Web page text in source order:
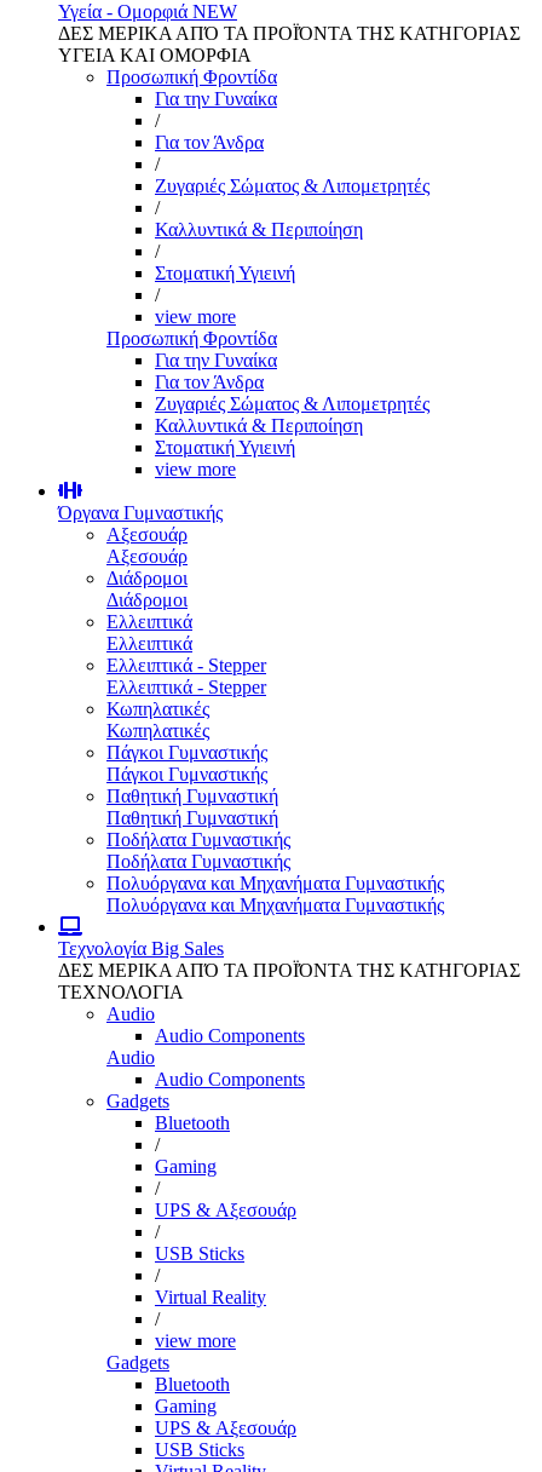
Υγεία - Ομορφιά NEW
ΔΕΣ ΜΕΡΙΚΑ ΑΠΌ ΤΑ ΠΡΟΪΌΝΤΑ ΤΗΣ ΚΑΤΗΓΟΡΙΑΣ
ΥΓΕΙΑ ΚΑΙ ΟΜΟΡΦΙΑ
Προσωπική Φροντίδα
Για την Γυναίκα
/
Για τον Άνδρα
/
Ζυγαριές Σώματος & Λιπομετρητές
/
Καλλυντικά & Περιποίηση
/
Στοματική Υγιεινή
/
view more
Προσωπική Φροντίδα
Για την Γυναίκα
Για τον Άνδρα
Ζυγαριές Σώματος & Λιπομετρητές
Καλλυντικά & Περιποίηση
Στοματική Υγιεινή
view more
Όργανα Γυμναστικής
Αξεσουάρ
Αξεσουάρ
Διάδρομοι
Διάδρομοι
Ελλειπτικά
Ελλειπτικά
Ελλειπτικά - Stepper
Ελλειπτικά - Stepper
Κωπηλατικές
Κωπηλατικές
Πάγκοι Γυμναστικής
Πάγκοι Γυμναστικής
Παθητική Γυμναστική
Παθητική Γυμναστική
Ποδήλατα Γυμναστικής
Ποδήλατα Γυμναστικής
Πολυόργανα και Μηχανήματα Γυμναστικής
Πολυόργανα και Μηχανήματα Γυμναστικής
Τεχνολογία Big Sales
ΔΕΣ ΜΕΡΙΚΑ ΑΠΌ ΤΑ ΠΡΟΪΌΝΤΑ ΤΗΣ ΚΑΤΗΓΟΡΙΑΣ
ΤΕΧΝΟΛΟΓΙΑ
Audio
Audio Components
Audio
Audio Components
Gadgets
Bluetooth
/
Gaming
/
UPS & Αξεσουάρ
/
USB Sticks
/
Virtual Reality
/
view more
Gadgets
Bluetooth
Gaming
UPS & Αξεσουάρ
USB Sticks